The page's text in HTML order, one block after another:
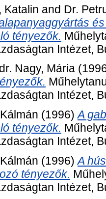
Katalin and Dr.
tényezők.
Intézet,
Nagy, Mária
Intézet,
(1996)A
tényezők.
Intézet,
(1996)A
tényezők.
Intézet,